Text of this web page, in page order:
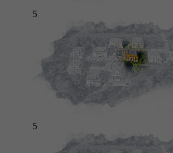
5
5